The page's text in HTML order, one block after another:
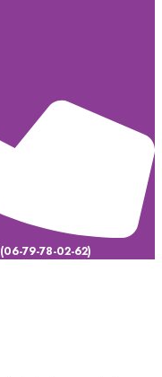
(06-79-78-02-62)